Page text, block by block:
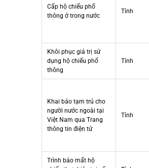
Cấp hộ chiếu phổ
thông ở trong nước
Tỉnh
Khôi phục giá trị sử
dụng hộ chiếu phổ
thông
Tỉnh
Khai báo tạm trú cho
người nước ngoài tại
Việt Nam qua Trang
thông tin điện tử
Tỉnh
Trình báo mất hộ